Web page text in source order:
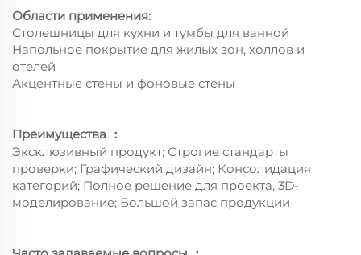
Области применения:
Столешницы для кухни и тумбы для ванной
Напольное покрытие для жилых зон, холлов и
отелей
Акцентные стены и фоновые стены
Преимущества ：
Эксклюзивный продукт; Строгие стандарты
проверки; Графический дизайн; Консолидация
категорий; Полное решение для проекта, 3D-
моделирование; Большой запас продукции